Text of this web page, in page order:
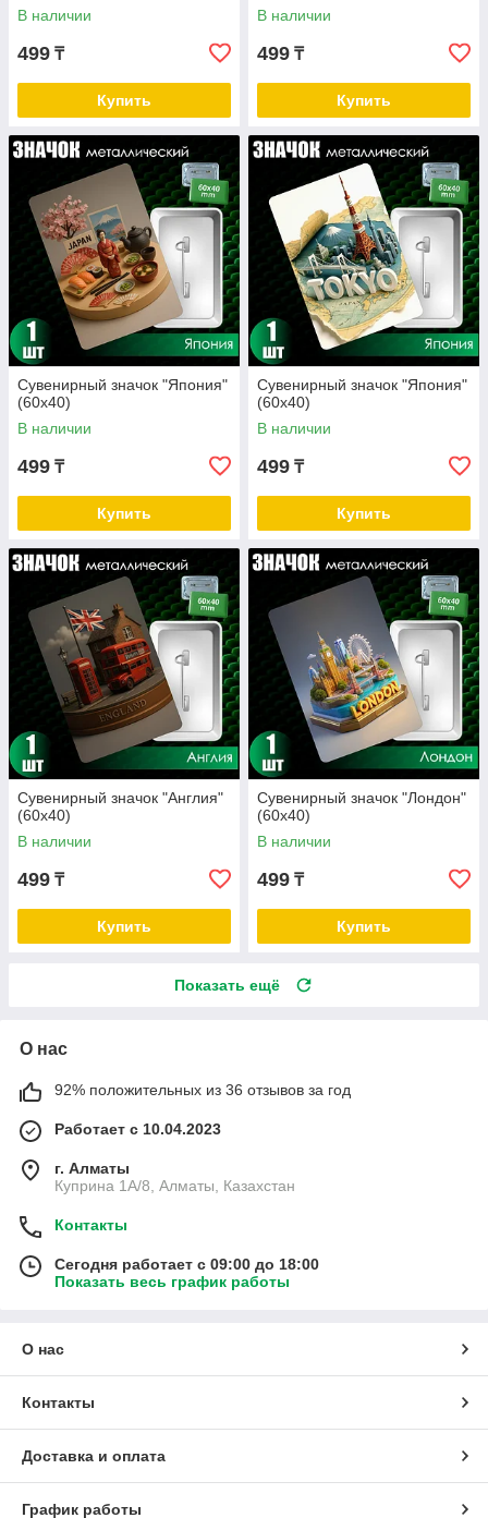
В наличии
499 ₸
Купить
В наличии
499 ₸
Купить
Сувенирный значок "Япония"
(60х40)
В наличии
499 ₸
Купить
Сувенирный значок "Япония"
(60х40)
В наличии
499 ₸
Купить
Сувенирный значок "Англия"
(60х40)
В наличии
499 ₸
Купить
Сувенирный значок "Лондон"
(60х40)
В наличии
499 ₸
Купить
Показать ещё
О нас
92% положительных из 36 отзывов за год
Работает с 10.04.2023
г. Алматы
Куприна 1A/8, Алматы, Казахстан
Контакты
Сегодня работает с 09:00 до 18:00
Показать весь график работы
О нас
Контакты
Доставка и оплата
График работы